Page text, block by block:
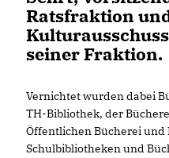
Ratsfraktion
seiner Fraktion.
Vernichtet wurden dabei
TH-Bibliothek, der
Öffentlichen Bücherei und
Schulbibliotheken und